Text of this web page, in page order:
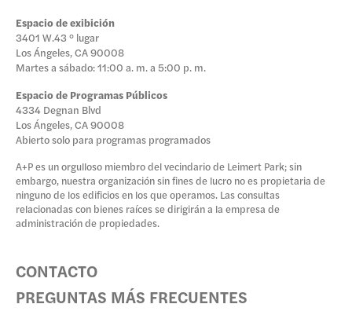
Espacio de exibición
3401 W.43 ° lugar
Los Ángeles, CA 90008
Martes a sábado: 11:00 a. m. a 5:00 p. m.
Espacio de Programas Públicos
4334 Degnan Blvd
Los Ángeles, CA 90008
Abierto solo para programas programados
A+P es un orgulloso miembro del vecindario de Leimert Park; sin
embargo, nuestra organización sin fines de lucro no es propietaria de
ninguno de los edificios en los que operamos. Las consultas
relacionadas con bienes raíces se dirigirán a la empresa de
administración de propiedades.
CONTACTO
PREGUNTAS MÁS FRECUENTES